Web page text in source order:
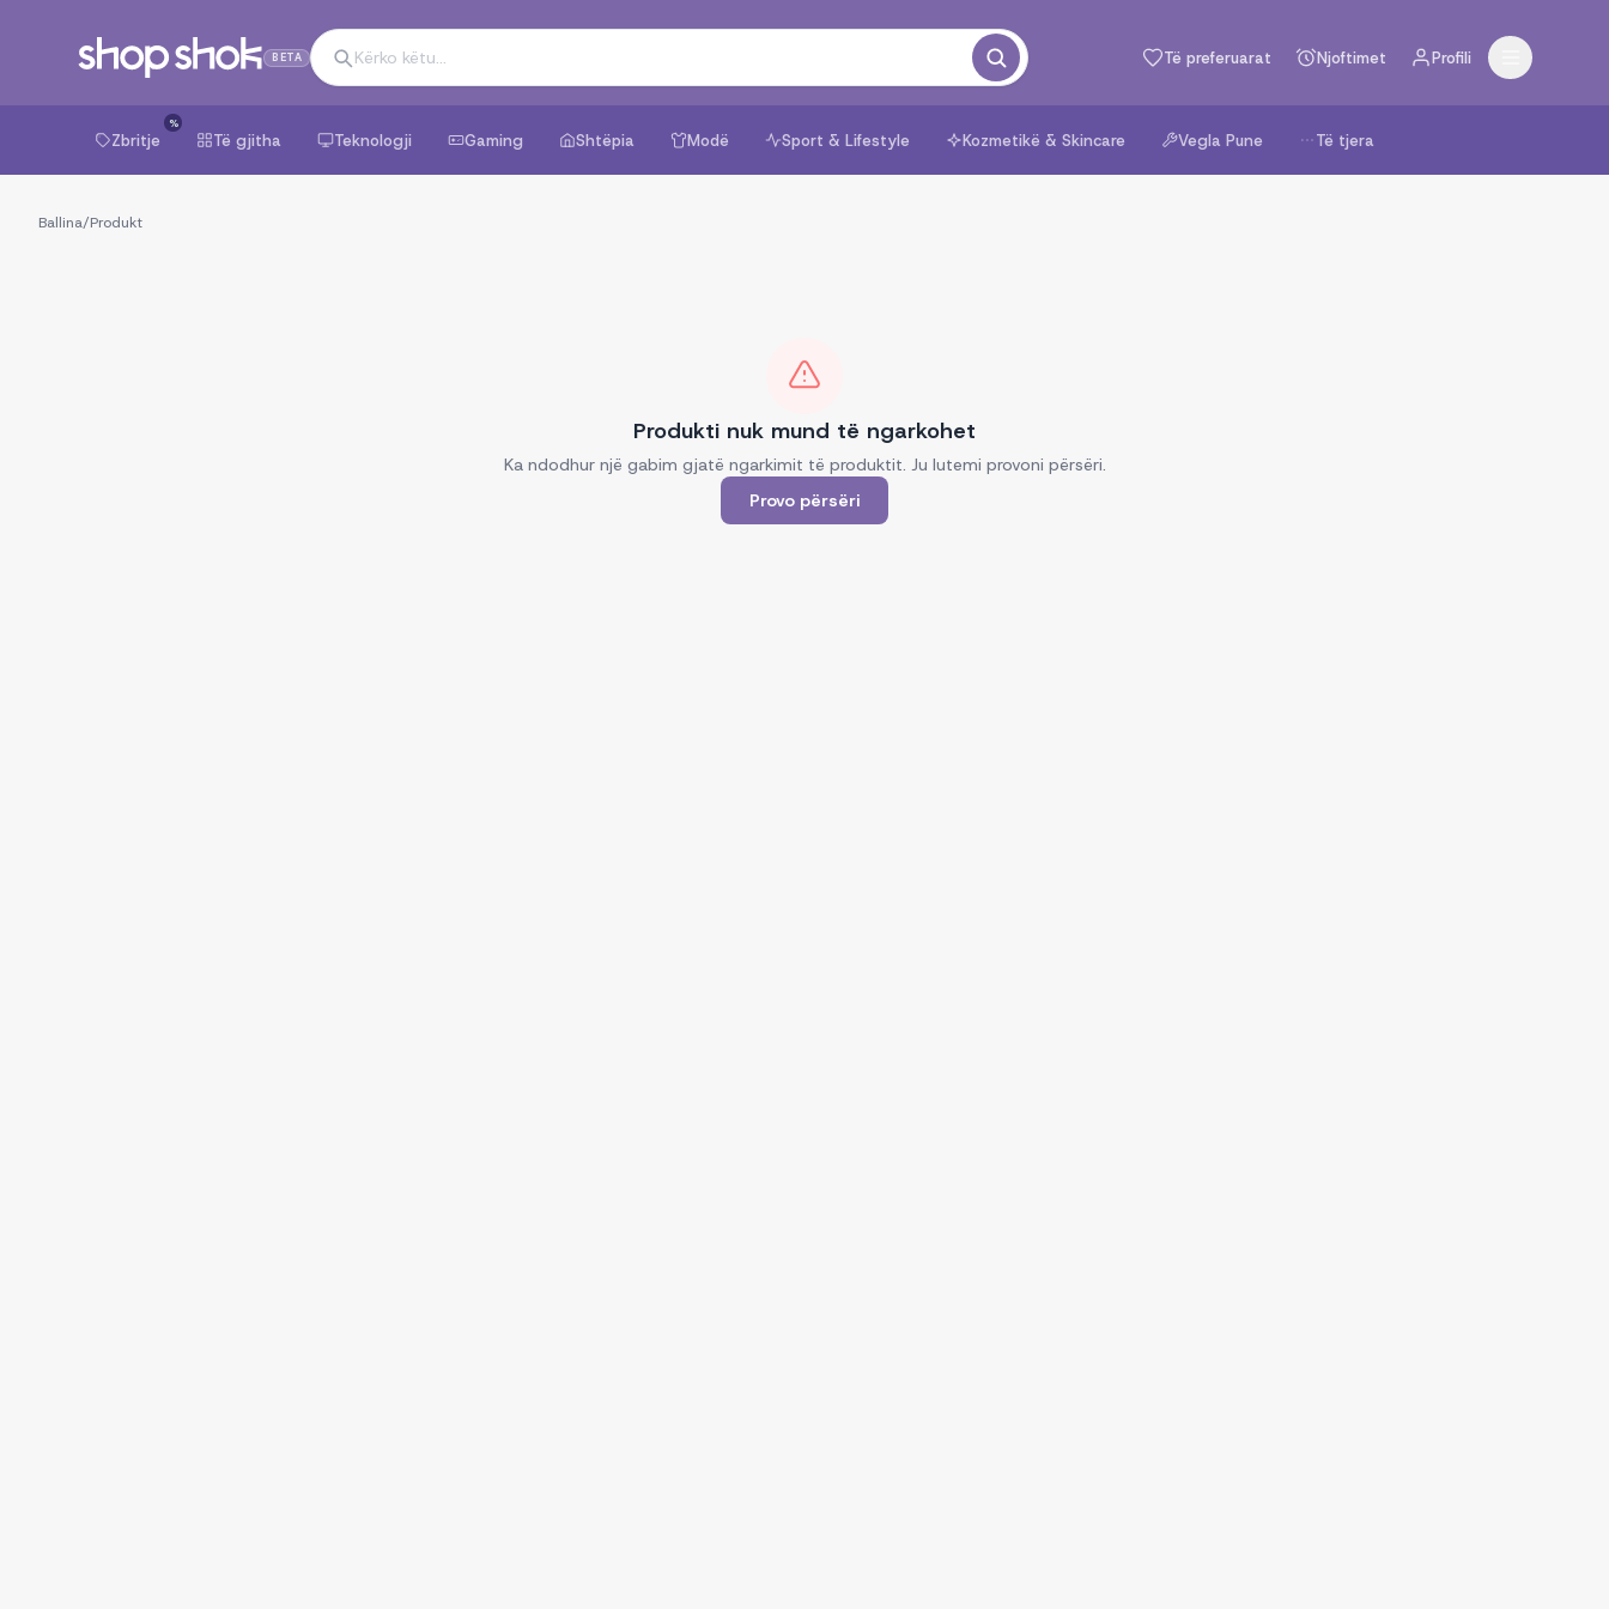
BETA Të preferuarat Njoftimet Profili
Zbritje
%
Të gjitha Teknologji Gaming Shtëpia Modë Sport & Lifestyle Kozmetikë & Skincare Vegla Pune Të tjera
Ballina/Produkt
Produkti nuk mund të ngarkohet
Ka ndodhur një gabim gjatë ngarkimit të produktit. Ju lutemi provoni përsëri.
Provo përsëri